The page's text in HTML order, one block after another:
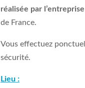
réalisée par
de France.
Vous effectuez
sécurité.
Lieu :